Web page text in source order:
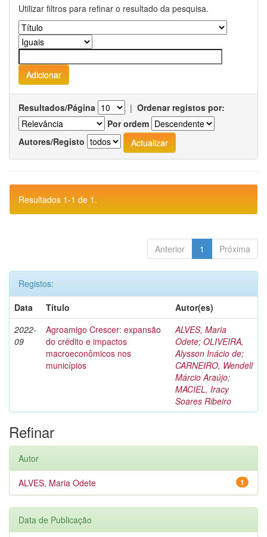
Utilizar filtros para refinar o resultado da pesquisa.
Resultados/Página | Ordenar registos por:
Por ordem
Autores/Registo
Resultados 1-1 de 1.
Anterior 1 Próxima
Registos:
Data
Título
Autor(es)
2022-
09
Agroamigo Crescer: expansão
do crédito e impactos
macroeconômicos nos
municípios
ALVES, Maria
Odete; OLIVEIRA,
Alysson Inácio de;
CARNEIRO, Wendell
Márcio Araújo;
MACIEL, Iracy
Soares Ribeiro
Refinar
Autor
1
ALVES, Maria Odete
Data de Publicação